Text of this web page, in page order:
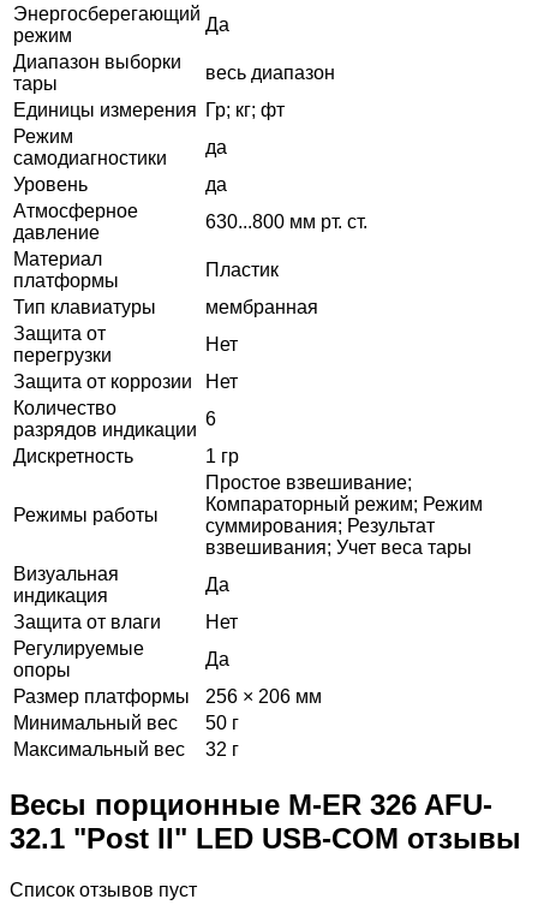
Энергосберегающий
режим
Да
Диапазон выборки
тары
весь диапазон
Единицы измерения Гр; кг; фт
Режим
самодиагностики
да
Уровень
да
Атмосферное
давление
630...800 мм рт. ст.
Материал
платформы
Пластик
Тип клавиатуры
мембранная
Защита от
перегрузки
Нет
Защита от коррозии
Нет
Количество
разрядов индикации
6
Дискретность
1 гр
Режимы работы
Простое взвешивание;
Компараторный режим; Режим
суммирования; Результат
взвешивания; Учет веса тары
Визуальная
индикация
Да
Защита от влаги
Нет
Регулируемые
опоры
Да
Размер платформы
256 × 206 мм
Минимальный вес
50 г
Максимальный вес
32 г
Весы порционные M-ER 326 AFU-
32.1 "Post II" LED USB-COM отзывы
Список отзывов пуст